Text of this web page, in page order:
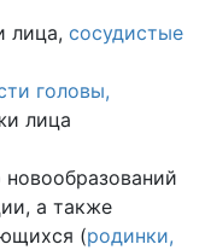
лица, сосудистые
головы,
лица
а также
(родинки,